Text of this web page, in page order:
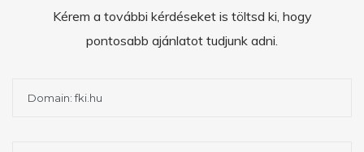
Kérem a további kérdéseket is töltsd ki, hogy
pontosabb ajánlatot tudjunk adni.